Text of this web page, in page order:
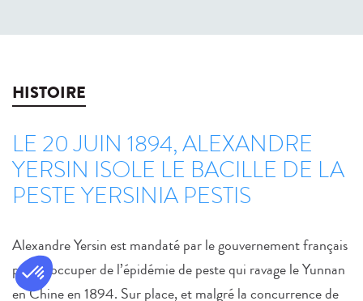
HISTOIRE
LE 20 JUIN 1894, ALEXANDRE
YERSIN ISOLE LE BACILLE DE LA
PESTE YERSINIA PESTIS
Alexandre Yersin est mandaté par le gouvernement français
pour s’occuper de l’épidémie de peste qui ravage le Yunnan
en Chine en 1894. Sur place, et malgré la concurrence de